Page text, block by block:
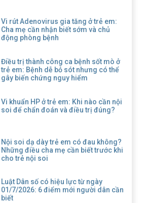
Vi rút Adenovirus gia tăng ở trẻ em:
Cha mẹ cần nhận biết sớm và chủ
động phòng bệnh
Điều trị thành công ca bệnh sốt mò ở
trẻ em: Bệnh dễ bỏ sót nhưng có thể
gây biến chứng nguy hiểm
Vi khuẩn HP ở trẻ em: Khi nào cần nội
soi để chẩn đoán và điều trị đúng?
Nội soi dạ dày trẻ em có đau không?
Những điều cha mẹ cần biết trước khi
cho trẻ nội soi
Luật Dân số có hiệu lực từ ngày
01/7/2026: 6 điểm mới người dân cần
biết